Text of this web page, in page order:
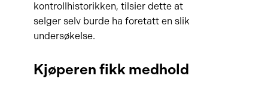
kontrollhistorikken, tilsier dette at
selger selv burde ha foretatt en slik
undersøkelse.
Kjøperen fikk medhold